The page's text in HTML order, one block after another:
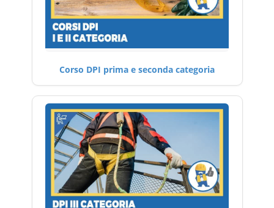
Corso DPI prima e seconda categoria